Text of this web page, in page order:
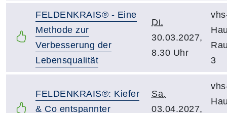
FELDENKRAIS® - Eine
Methode zur
Verbesserung der
Lebensqualität
Di.
30.03.2027,
8.30 Uhr
3
FELDENKRAIS®: Kiefer
& Co entspannter
Sa.
03.04.2027,